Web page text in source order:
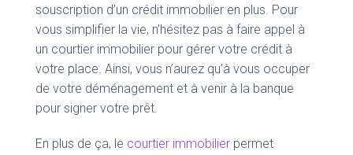
souscription d’un crédit immobilier en plus. Pour
vous simplifier la vie, n’hésitez pas à faire appel à
un courtier immobilier pour gérer votre crédit à
votre place. Ainsi, vous n’aurez qu’à vous occuper
de votre déménagement et à venir à la banque
pour signer votre prêt.
En plus de ça, le courtier immobilier permet